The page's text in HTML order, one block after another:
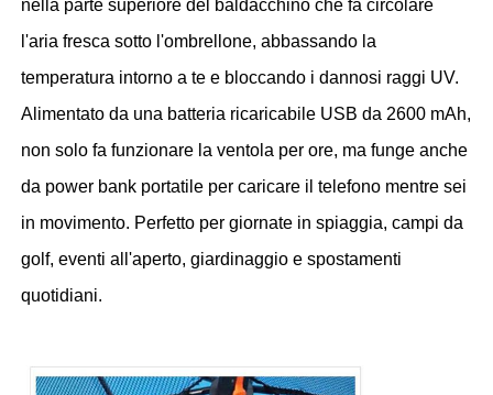
ombrelli promozionali
Ombrelli a prova di vento
nella parte superiore del baldacchino che fa circolare
l'aria fresca sotto l'ombrellone, abbassando la
temperatura intorno a te e bloccando i dannosi raggi UV.
Alimentato da una batteria ricaricabile USB da 2600 mAh,
non solo fa funzionare la ventola per ore, ma funge anche
da power bank portatile per caricare il telefono mentre sei
in movimento. Perfetto per giornate in spiaggia, campi da
golf, eventi all'aperto, giardinaggio e spostamenti
quotidiani.